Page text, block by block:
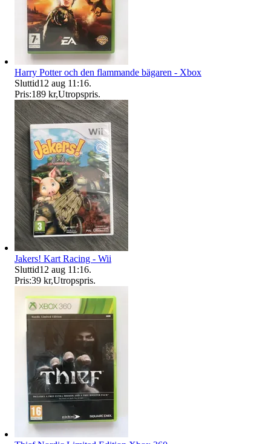
Harry Potter och den flammande bägaren - Xbox
Sluttid12 aug 11:16.
Pris:189 kr,Utropspris.
Jakers! Kart Racing - Wii
Sluttid12 aug 11:16.
Pris:39 kr,Utropspris.